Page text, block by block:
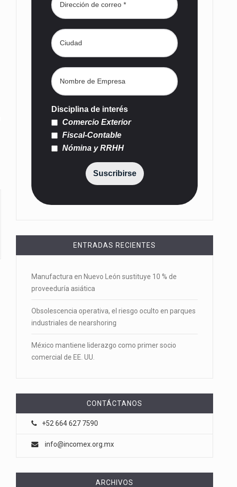
Disciplina de interés
Comercio Exterior
Fiscal-Contable
Nómina y RRHH
Suscribirse
ENTRADAS RECIENTES
Manufactura en Nuevo León sustituye 10 % de
proveeduría asiática
Obsolescencia operativa, el riesgo oculto en parques
industriales de nearshoring
México mantiene liderazgo como primer socio
comercial de EE. UU.
CONTÁCTANOS
+52 664 627 7590
info@incomex.org.mx
ARCHIVOS